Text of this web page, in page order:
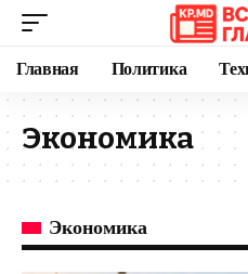
Главная Политика
Экономика
Экономика